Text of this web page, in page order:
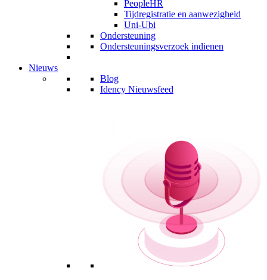
PeopleHR
Tijdregistratie en aanwezigheid
Uni-Ubi
Ondersteuning
Ondersteuningsverzoek indienen
Nieuws
Blog
Idency Nieuwsfeed